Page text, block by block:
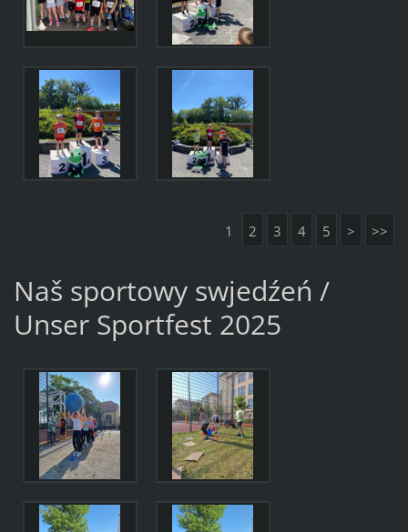
1 2 3 4 5 > >>
Naš sportowy swjedźeń /
Unser Sportfest 2025